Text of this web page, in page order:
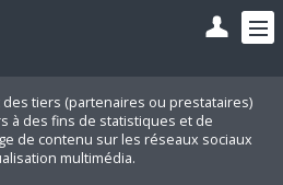
des tiers (partenaires ou prestataires)
à des fins de statistiques et de
de contenu sur les réseaux sociaux
multimédia.